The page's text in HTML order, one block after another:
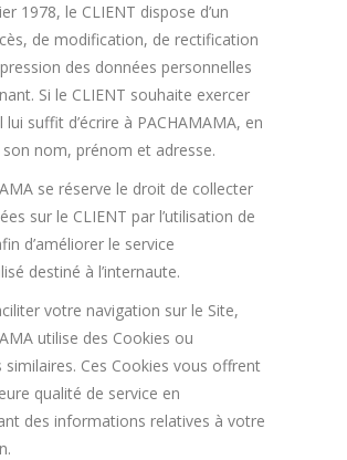
1978, le CLIENT dispose d’un
de modification, de rectification
des données personnelles
Si le CLIENT souhaite exercer
lui suffit d’écrire à PACHAMAMA, en
nom, prénom et adresse.
se réserve le droit de collecter
sur le CLIENT par l’utilisation de
d’améliorer le service
destiné à l’internaute.
votre navigation sur le Site,
utilise des Cookies ou
similaires. Ces Cookies vous offrent
qualité de service en
des informations relatives à votre